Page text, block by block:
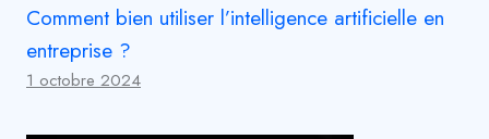
Comment bien utiliser l’intelligence artificielle en
entreprise ?
1 octobre 2024